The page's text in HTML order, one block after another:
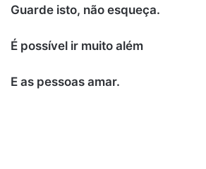
Guarde isto, não esqueça.
É possível ir muito além
E as pessoas amar.